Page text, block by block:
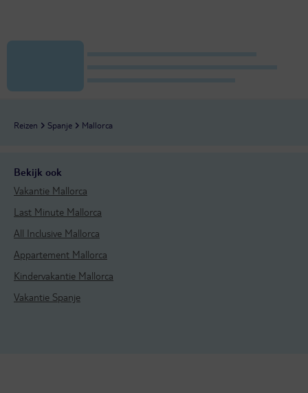
Reizen Spanje Mallorca
Bekijk ook
Vakantie Mallorca
Last Minute Mallorca
All Inclusive Mallorca
Appartement Mallorca
Kindervakantie Mallorca
Vakantie Spanje